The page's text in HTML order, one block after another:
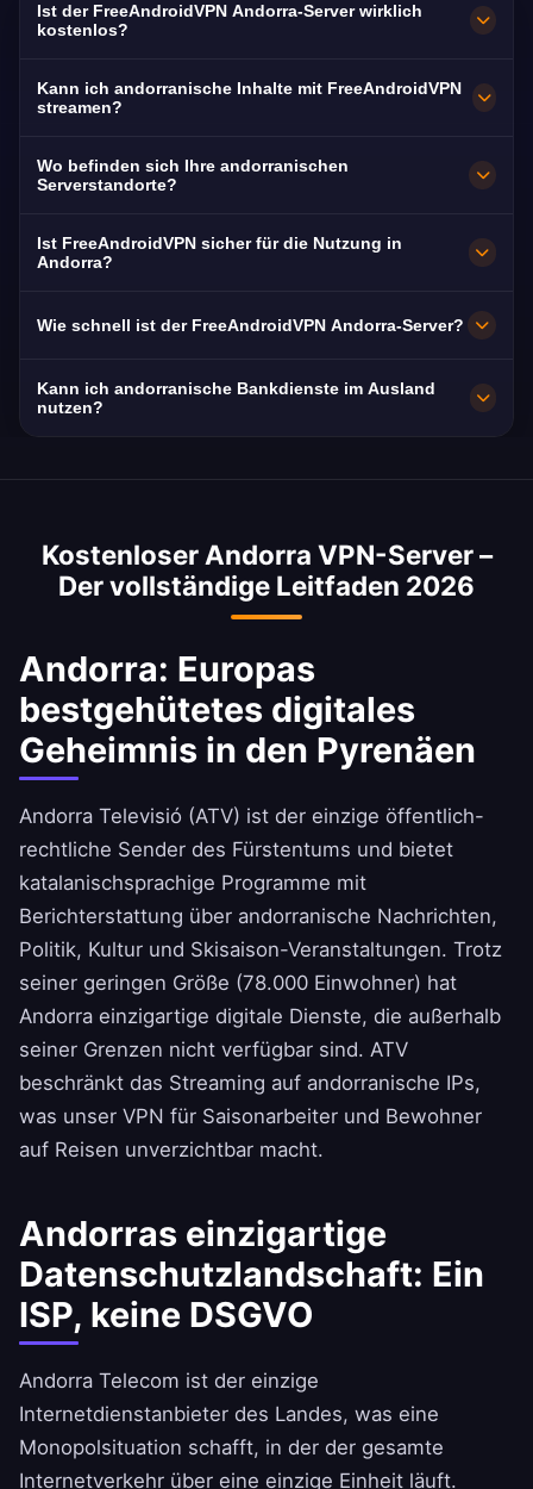
Ist der FreeAndroidVPN Andorra-Server wirklich
kostenlos?
100 % kostenlos ohne versteckte Kosten. Wir
Andorra la Vella ohne Zahlung. Sehr wenige
Server an.
Kann ich andorranische Inhalte mit FreeAndroidVPN
streamen?
lokale digitale Dienste mit pufferfreier Leistung
Infrastruktur.
Wo befinden sich Ihre andorranischen
Serverstandorte?
Hochgeschwindigkeitsserver in Andorra, in
Encamp. Alle Server verfügen über 10-Gbit/s-
Ist FreeAndroidVPN sicher für die Nutzung in
Andorra?
ist.
Wie schnell ist der FreeAndroidVPN Andorra-Server?
Infrastrukturen Europas mit durchschnittlich
hervorragende Geschwindigkeiten mit
Kann ich andorranische Bankdienste im Ausland
nutzen?
Andorrà und MoraBanc-Apps aus dem Ausland
Andorranische Banking-Portale können den
Zugriff von ausländischen IPs einschränken.
Kostenloser Andorra VPN-Server –
Der vollständige Leitfaden 2026
Andorra: Europas
bestgehütetes digitales
Geheimnis in den Pyrenäen
Andorra Televisió (ATV) ist der einzige öffentlich-
rechtliche Sender des Fürstentums und bietet
katalanischsprachige Programme mit
Berichterstattung über andorranische Nachrichten,
Politik, Kultur und Skisaison-Veranstaltungen. Trotz
seiner geringen Größe (78.000 Einwohner) hat
Andorra einzigartige digitale Dienste, die außerhalb
seiner Grenzen nicht verfügbar sind. ATV
beschränkt das Streaming auf andorranische IPs,
was unser VPN für Saisonarbeiter und Bewohner
auf Reisen unverzichtbar macht.
Andorras einzigartige
Datenschutzlandschaft: Ein
ISP, keine DSGVO
Andorra Telecom ist der einzige
Internetdienstanbieter des Landes, was eine
Monopolsituation schafft, in der der gesamte
Internetverkehr über eine einzige Einheit läuft.